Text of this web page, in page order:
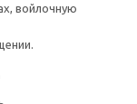
войлочную